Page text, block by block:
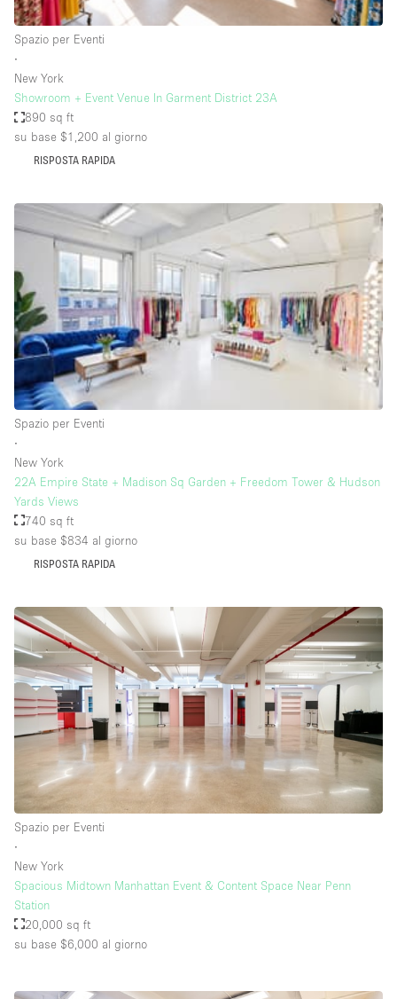
Internet
Livello strada
Luce Diurna
Magazzino
Piano terra
Raw
Riscaldamento
Sistema di sicurezza
Smoking Area
Soundproof
Spazio living
Stile Haussmann
Tetto / Terrazza
Vetrina
Vista incredibile
Water Access
Piano/Accesso
Seminterrato
Piano terra su corte
Piano terra su strada
Centro commerciale
Terrazza
Di sopra
Altro
Spazio per Eventi
∙
New York
Showroom + Event Venue In Garment District 23A
890 sq ft
su base $1,200 al giorno
RISPOSTA RAPIDA
Spazio per Eventi
∙
New York
22A Empire State + Madison Sq Garden + Freedom Tower & Hudson
Yards Views
740 sq ft
su base $834 al giorno
RISPOSTA RAPIDA
Spazio per Eventi
∙
New York
Spacious Midtown Manhattan Event & Content Space Near Penn
Station
20,000 sq ft
su base $6,000 al giorno